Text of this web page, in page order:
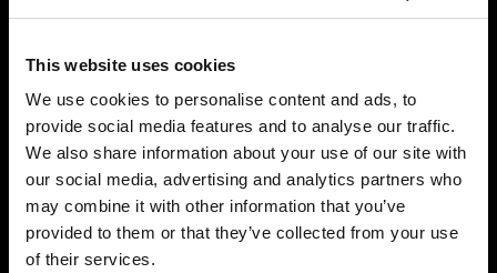
This website uses cookies
We use cookies to personalise content and ads, to
provide social media features and to analyse our traffic.
We also share information about your use of our site with
our social media, advertising and analytics partners who
may combine it with other information that you’ve
provided to them or that they’ve collected from your use
of their services.
Auf der Karte anzeigen
94,90 €
Tickets kaufen